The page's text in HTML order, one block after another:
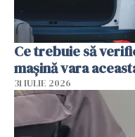
Ce trebuie să
mașină vara
31 IULIE 2026